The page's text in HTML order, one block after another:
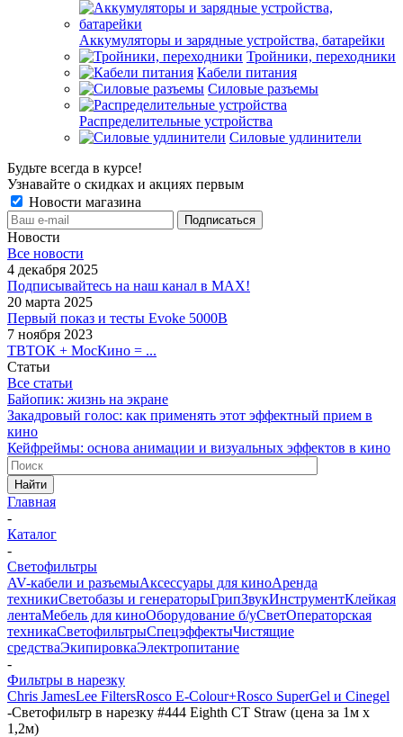
Аккумуляторы и зарядные устройства, батарейки
Тройники, переходники
Кабели питания
Силовые разъемы
Распределительные устройства
Силовые удлинители
Будьте всегда в курсе!
Узнавайте о скидках и акциях первым
Новости магазина
Новости
Все новости
4 декабря 2025
Подписывайтесь на наш канал в MAX!
20 марта 2025
Первый показ и тесты Evoke 5000B
7 ноября 2023
ТВТОК + МосКино = ...
Статьи
Все статьи
Байопик: жизнь на экране
Закадровый голос: как применять этот эффектный прием в
кино
Кейфреймы: основа анимации и визуальных эффектов в кино
Найти
Главная
-
Каталог
-
Светофильтры
AV-кабели и разъемыАксессуары для киноАренда
техникиСветобазы и генераторыГрипЗвукИнструментКлейкая
лентаМебель для киноОборудование б/уСветОператорская
техникаСветофильтрыСпецэффектыЧистящие
средстваЭкипировкаЭлектропитание
-
Фильтры в нарезку
Chris JamesLee FiltersRosco E-Colour+Rosco SuperGel и Cinegel
-Светофильтр в нарезку #444 Eighth CT Straw (цена за 1м х
1,2м)